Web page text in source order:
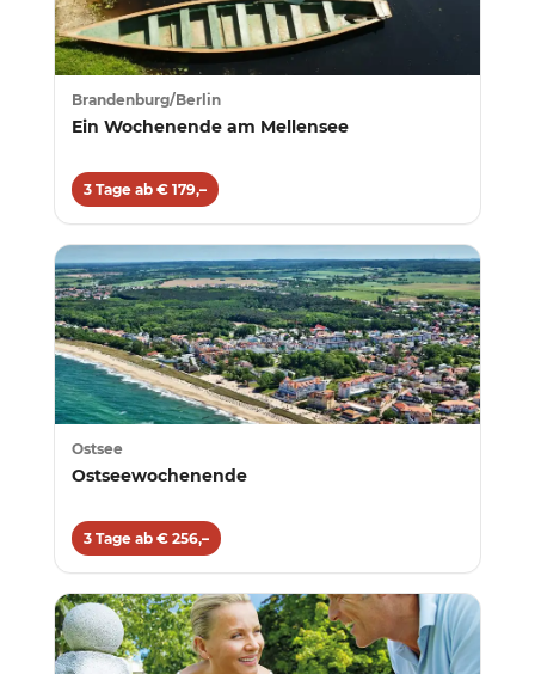
Brandenburg/Berlin
Ein Wochenende am Mellensee
3 Tage ab € 179,–
Ostsee
Ostseewochenende
3 Tage ab € 256,–